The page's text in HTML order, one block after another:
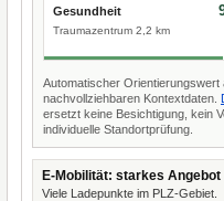
Gesundheit
Traumazentrum 2,2 km
Automatischer Orientierungswert
nachvollziehbaren Kontextdaten.
ersetzt keine Besichtigung, kein
individuelle Standortprüfung.
E-Mobilität: starkes Angebot
Viele Ladepunkte im PLZ-Gebiet.